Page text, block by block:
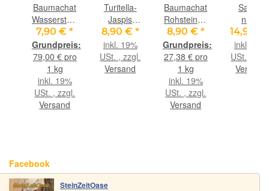
Baumachat
Wassersteine-
Sonderqualität
/
Trommelsteine
roh - ca.
100 g
(GKS)
7,90 €*
79,00 € pro
1 kg
inkl. 19%
USt. , zzgl.
Versand
Turitella-
Jaspis
Trommelstein
gebohrt -
Sonderqualität
- ca. 3,2 cm
8,90 € *
inkl. 19%
USt. , zzgl.
Versand
Baumachat
Rohsteine -
ca. 325 g
8,90 € *
27,38 € pro
1 kg
inkl. 19%
USt. , zzgl.
Versand
Sarder
natur
-
14,90 €
inkl. 19%
USt. ,
Versand
Facebook
SteinZeitOase